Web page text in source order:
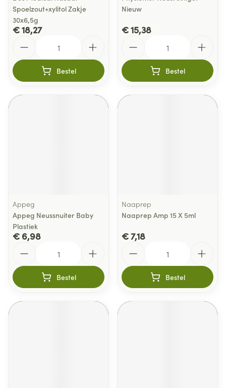
Spoelzout+xylitol Zakje
30x6,5g
€ 18,27
Bestel
Nieuw
€ 15,38
Bestel
Appeg
Appeg Neussnuiter Baby
Plastiek
€ 6,98
Bestel
Naaprep
Naaprep Amp 15 X 5ml
€ 7,18
Bestel